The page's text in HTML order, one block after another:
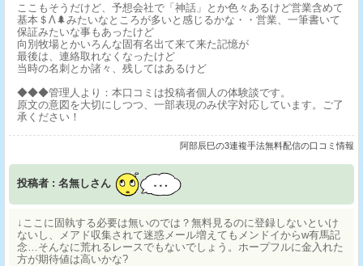
ここもそうだけど、予想会社で「神話」とか色々あるけど営業含めて
基本＄Λ🌲みたいなところが多いと感じるかな・・営業、一筆書いて
保証みたいな事もあったけど
向別牧場とかいろんな固有名出て来て来た記憶が
最後は、連絡取れなくなったけど
当時の名刺とか諸々、残してはあるけど
◆◆◆管理人より：本口コミは投稿者個人の体験談です。
原文の意図を大切にしつつ、一部表現のみ伏字対応しています。ご了
承ください！
阿部辰巳の3連複手法無料配信の口コミ情報
投稿者 : 名無しさん
↓ここに固執する必要は無いのでは？無料見るのに登録しないといけ
ないし、メアド収集されて迷惑メール増えてもメンドイからw有馬記
念…そんなに荒れるレースでもないでしょう。ホープフルに金入れた
方が期待値は高いかな?